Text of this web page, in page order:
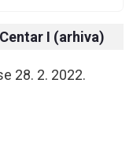
I (arhiva)
28. 2. 2022.